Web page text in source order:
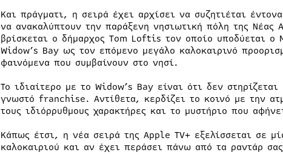
Και πράγματι, η σειρά έχει αρχίσει να συζητιέται
να ανακαλύπτουν την παράξενη νησιωτική πόλη της Νέας
βρίσκεται ο δήμαρχος Tom Loftis τον οποίο υποδύεται
Widow’s Bay ως τον επόμενο μεγάλο καλοκαιρινό
φαινόμενα που συμβαίνουν στο νησί.
Το ιδιαίτερο με το Widow’s Bay είναι ότι δεν
γνωστό franchise. Αντίθετα, κερδίζει το κοινό με την
τους ιδιόρρυθμους χαρακτήρες και το μυστήριο που
Κάπως έτσι, η νέα σειρά της Apple TV+ εξελίσσεται σε
καλοκαιριού και αν έχει περάσει πάνω από τα ραντάρ